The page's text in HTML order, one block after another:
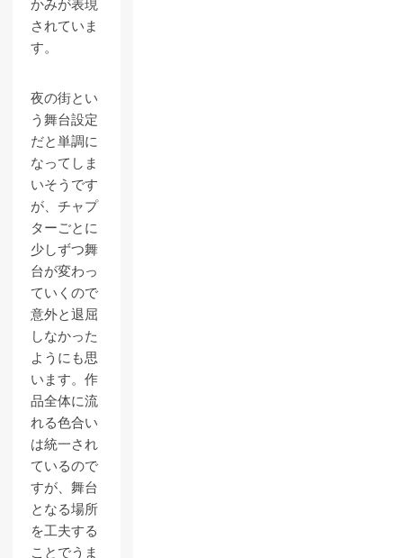
かみが表現
されていま
す。
夜の街とい
う舞台設定
だと単調に
なってしま
いそうです
が、チャプ
ターごとに
少しずつ舞
台が変わっ
ていくので
意外と退屈
しなかった
ようにも思
います。作
品全体に流
れる色合い
は統一され
ているので
すが、舞台
となる場所
を工夫する
ことでうま